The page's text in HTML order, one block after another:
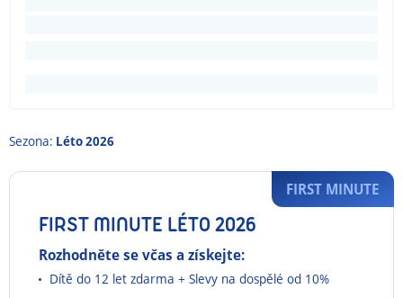
Sezona: Léto 2026
FIRST MINUTE LÉTO 2026
Rozhodněte se včas a získejte:
Dítě do 12 let zdarma + Slevy na dospělé od 10%
FIRST MINUTE